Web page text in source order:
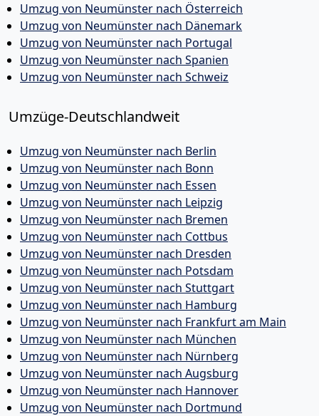
Umzug von Neumünster nach Österreich
Umzug von Neumünster nach Dänemark
Umzug von Neumünster nach Portugal
Umzug von Neumünster nach Spanien
Umzug von Neumünster nach Schweiz
Umzüge-Deutschlandweit
Umzug von Neumünster nach Berlin
Umzug von Neumünster nach Bonn
Umzug von Neumünster nach Essen
Umzug von Neumünster nach Leipzig
Umzug von Neumünster nach Bremen
Umzug von Neumünster nach Cottbus
Umzug von Neumünster nach Dresden
Umzug von Neumünster nach Potsdam
Umzug von Neumünster nach Stuttgart
Umzug von Neumünster nach Hamburg
Umzug von Neumünster nach Frankfurt am Main
Umzug von Neumünster nach München
Umzug von Neumünster nach Nürnberg
Umzug von Neumünster nach Augsburg
Umzug von Neumünster nach Hannover
Umzug von Neumünster nach Dortmund